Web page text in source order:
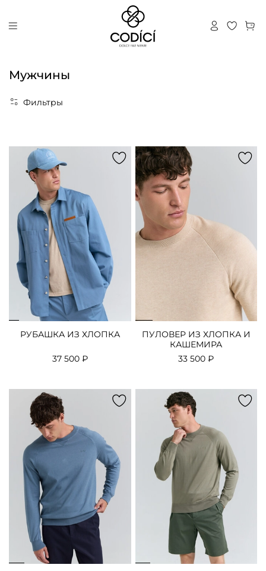
Мужчины
Фильтры
РУБАШКА ИЗ ХЛОПКА
37 500 ₽
ПУЛОВЕР ИЗ ХЛОПКА И
КАШЕМИРА
33 500 ₽